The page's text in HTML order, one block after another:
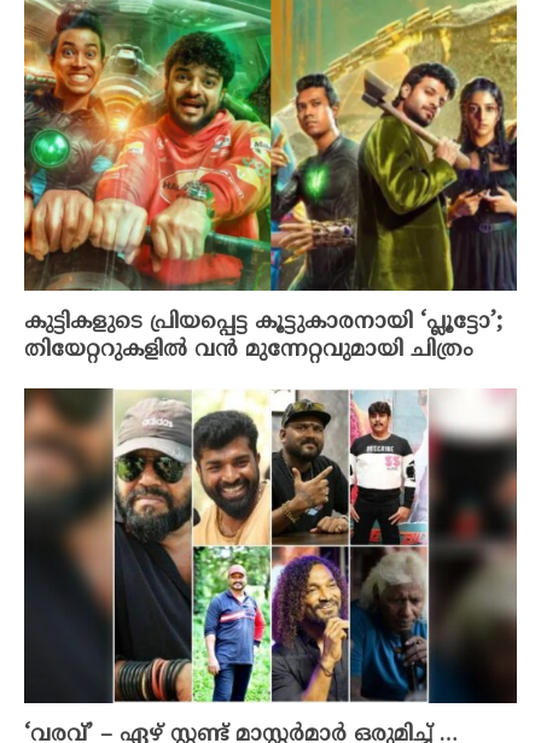
കുട്ടികളുടെ പ്രിയപ്പെട്ട കൂട്ടുകാരനായി ‘പ്ലൂട്ടോ’;
തിയേറ്ററുകളിൽ വൻ മുന്നേറ്റവുമായി ചിത്രം
‘വരവ്’ – ഏഴ് സ്റ്റണ്ട് മാസ്റ്റർമാർ ഒരുമിച്ച് …